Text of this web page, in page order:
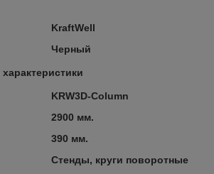
KraftWell
Черный
KRW3D-Column
2900 мм.
390 мм.
Стенды, круги поворотные